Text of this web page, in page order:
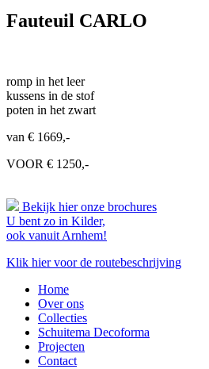
Fauteuil CARLO
romp in het leer
kussens in de stof
poten in het zwart
van € 1669,-
VOOR € 1250,-
Bekijk hier onze brochures
U bent zo in Kilder,
ook vanuit Arnhem!
Klik hier voor de routebeschrijving
Home
Over ons
Collecties
Schuitema Decoforma
Projecten
Contact